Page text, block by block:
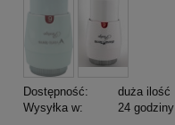
Dostępność:
duża ilość
Wysyłka w:
24 godziny